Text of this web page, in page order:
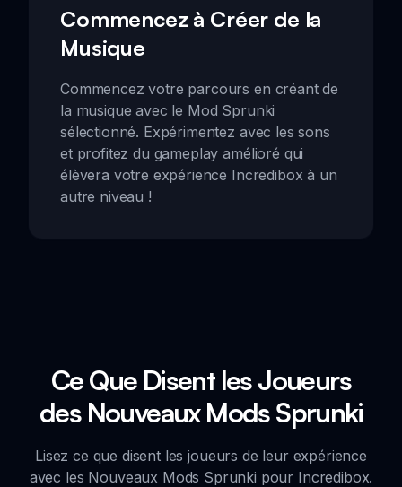
Commencez à Créer de la
Musique
Commencez votre parcours en créant de
la musique avec le Mod Sprunki
sélectionné. Expérimentez avec les sons
et profitez du gameplay amélioré qui
élèvera votre expérience Incredibox à un
autre niveau !
Ce Que Disent les Joueurs
des Nouveaux Mods Sprunki
Lisez ce que disent les joueurs de leur expérience
avec les Nouveaux Mods Sprunki pour Incredibox.